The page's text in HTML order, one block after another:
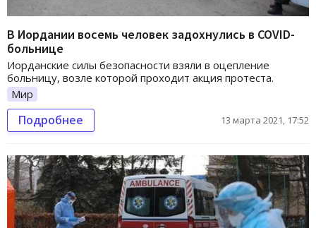
В Иордании восемь человек задохнулись в COVID-
больнице
Иорданские силы безопасности взяли в оцепление
больницу, возле которой проходит акция протеста.
Мир
Подробнее 13 марта 2021, 17:52